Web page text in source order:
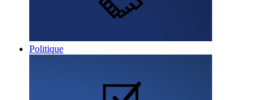
Politique